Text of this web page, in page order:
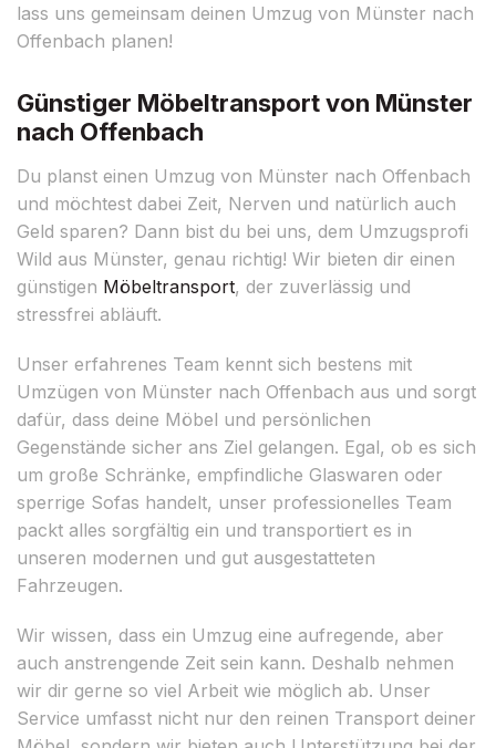
lass uns gemeinsam deinen Umzug von Münster nach
Offenbach planen!
Günstiger Möbeltransport von Münster
nach Offenbach
Du planst einen Umzug von Münster nach Offenbach
und möchtest dabei Zeit, Nerven und natürlich auch
Geld sparen? Dann bist du bei uns, dem Umzugsprofi
Wild aus Münster, genau richtig! Wir bieten dir einen
günstigen Möbeltransport, der zuverlässig und
stressfrei abläuft.
Unser erfahrenes Team kennt sich bestens mit
Umzügen von Münster nach Offenbach aus und sorgt
dafür, dass deine Möbel und persönlichen
Gegenstände sicher ans Ziel gelangen. Egal, ob es sich
um große Schränke, empfindliche Glaswaren oder
sperrige Sofas handelt, unser professionelles Team
packt alles sorgfältig ein und transportiert es in
unseren modernen und gut ausgestatteten
Fahrzeugen.
Wir wissen, dass ein Umzug eine aufregende, aber
auch anstrengende Zeit sein kann. Deshalb nehmen
wir dir gerne so viel Arbeit wie möglich ab. Unser
Service umfasst nicht nur den reinen Transport deiner